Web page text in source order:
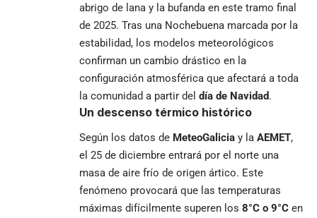
abrigo de lana y la bufanda en este tramo final
de 2025. Tras una Nochebuena marcada por la
estabilidad, los modelos meteorológicos
confirman un cambio drástico en la
configuración atmosférica que afectará a toda
la comunidad a partir del día de Navidad.
Un descenso térmico histórico
Según los datos de MeteoGalicia y la AEMET,
el 25 de diciembre entrará por el norte una
masa de aire frío de origen ártico. Este
fenómeno provocará que las temperaturas
máximas difícilmente superen los 8°C o 9°C en